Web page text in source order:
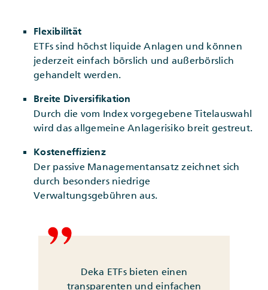
Flexibilität
ETFs sind höchst liquide Anlagen und können
jederzeit einfach börslich und außerbörslich
gehandelt werden.
Breite Diversifikation
Durch die vom Index vorgegebene Titelauswahl
wird das allgemeine Anlagerisiko breit gestreut.
Kosteneffizienz
Der passive Managementansatz zeichnet sich
durch besonders niedrige
Verwaltungsgebühren aus.
Deka ETFs bieten einen
transparenten und einfachen